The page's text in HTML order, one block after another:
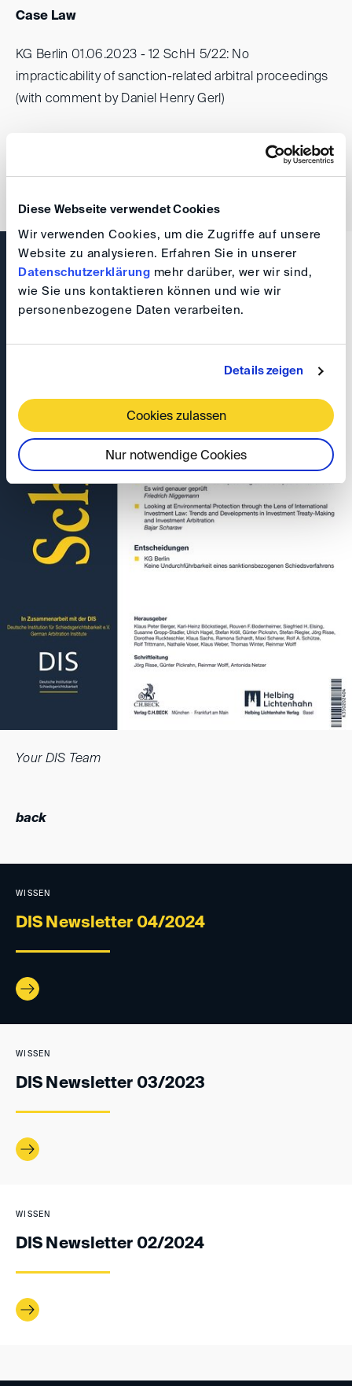
Diese Webseite verwendet Cookies
Wir verwenden Cookies, um die Zugriffe auf unsere
Website zu analysieren. Erfahren Sie in unserer
Datenschutzerklärung mehr darüber, wer wir sind,
wie Sie uns kontaktieren können und wie wir
personenbezogene Daten verarbeiten.
Details zeigen
Cookies zulassen
Nur notwendige Cookies
Case Law
KG Berlin 01.06.2023 - 12 SchH 5/22: No
impracticability of sanction-related arbitral proceedings
(with comment by Daniel Henry Gerl)
DIS Sponsorship Award 2023/2024
Your DIS Team
back
WISSEN
DIS Newsletter 04/2024
WISSEN
DIS Newsletter 03/2023
WISSEN
DIS Newsletter 02/2024